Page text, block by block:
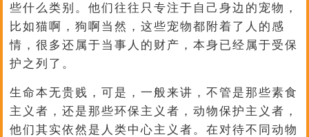
些什么类别。他们往往只专注于自己身边的宠物，
比如猫啊，狗啊当然，这些宠物都附着了人的感
情，很多还属于当事人的财产，本身已经属于受保
护之列了。
生命本无贵贱，可是，一般来讲，不管是那些素食
主义者，还是那些环保主义者，动物保护主义者，
他们其实依然是人类中心主义者。在对待不同动物